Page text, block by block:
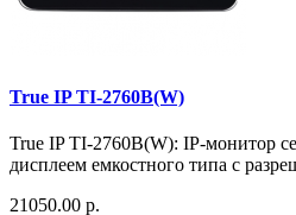
True IP TI-2760B(W)
True IP TI-2760B(W): IP-монитор
дисплеем емкостного типа с
21050.00 р.